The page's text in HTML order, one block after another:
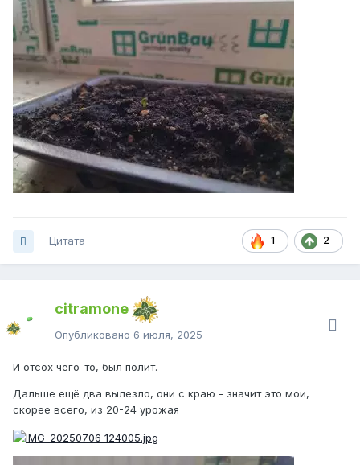
1 2
Цитата
citramone
Опубликовано 6 июля, 2025
И отсох чего-то, был полит.
Дальше ещё два вылезло, они с краю - значит это мои,
скорее всего, из 20-24 урожая